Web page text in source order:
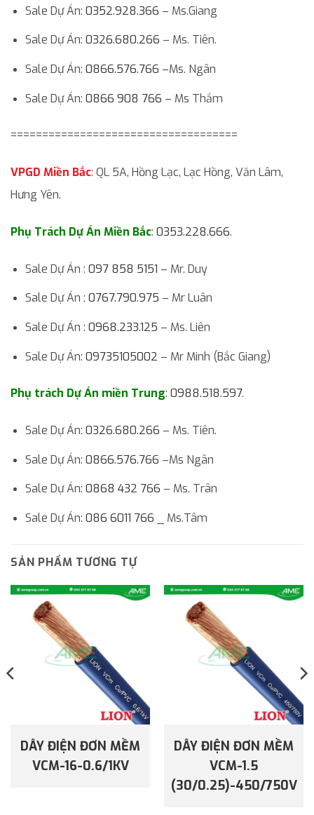
Sale Dự Án: 0352.928.366 – Ms.Giang
Sale Dự Án: 0326.680.266 – Ms. Tiên.
Sale Dự Án: 0866.576.766 –Ms. Ngân
Sale Dự Án: 0866 908 766 – Ms Thắm
====================================
VPGD Miền Bắc: QL 5A, Hồng Lạc, Lạc Hồng, Văn Lâm,
Hưng Yên.
Phụ Trách Dự Án Miền Bắc: 0353.228.666.
Sale Dự Án : 097 858 5151 – Mr. Duy
Sale Dự Án : 0767.790.975 – Mr Luân
Sale Dự Án : 0968.233.125 – Ms. Liên
Sale Dự Án: 09735105002 – Mr Minh (Bắc Giang)
Phụ trách Dự Án miền Trung: 0988.518.597.
Sale Dự Án: 0326.680.266 – Ms. Tiên.
Sale Dự Án: 0866.576.766 –Ms Ngân
Sale Dự Án: 0868 432 766 – Ms. Trân
Sale Dự Án: 086 6011 766 _ Ms.Tâm
SẢN PHẨM TƯƠNG TỰ
DÂY ĐIỆN ĐƠN MỀM
VCM-16-0.6/1KV
DÂY ĐIỆN ĐƠN MỀM
VCM-1.5
(30/0.25)-450/750V